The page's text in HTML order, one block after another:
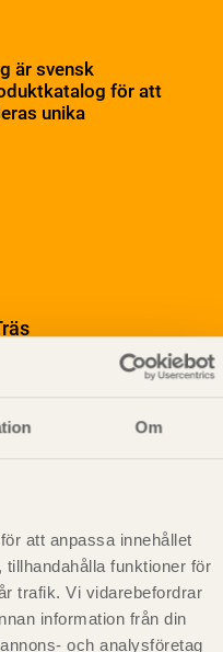
Om
att anpassa innehållet
funktioner för
trafik. Vi vidarebefordrar
information från din
och analysföretag
är svensk
för att
unika